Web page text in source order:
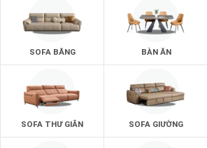
SOFA BĂNG BÀN ĂN
SOFA THƯ GIÃN SOFA GIƯỜNG